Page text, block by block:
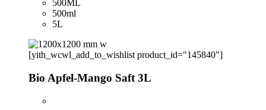
500ML
500ml
5L
[yith_wcwl_add_to_wishlist product_id="145840"]
Bio Apfel-Mango Saft 3L